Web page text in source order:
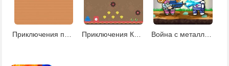
Приключения Красного и Синего в лесу Война с металлической армией: месть